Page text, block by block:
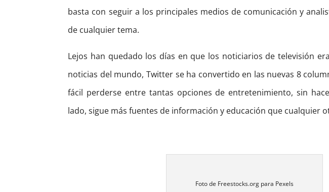
basta con seguir a los principales medios de comunicación y
de cualquier tema.
Lejos han quedado los días en que los noticiarios de televisión
noticias del mundo, Twitter se ha convertido en las nuevas 8
fácil perderse entre tantas opciones de entretenimiento, sin
lado, sigue más fuentes de información y educación que cualquier
Foto de Freestocks.org para Pexels